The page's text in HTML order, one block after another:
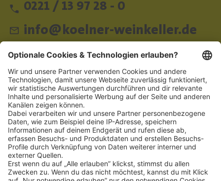
0221 / 13 97 28 - 0
info@koelner-weinkeller.de
Schnellzugriff
ZAHLUNGSMETHODEN
SOCIAL
NEWSLETTER